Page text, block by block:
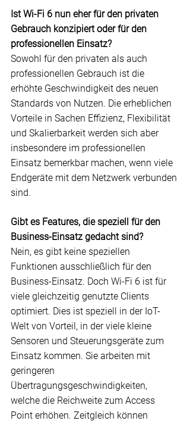
Ist Wi-Fi 6 nun eher für den privaten
Gebrauch konzipiert oder für den
professionellen Einsatz?
Sowohl für den privaten als auch
professionellen Gebrauch ist die
erhöhte Geschwindigkeit des neuen
Standards von Nutzen. Die erheblichen
Vorteile in Sachen Effizienz, Flexibilität
und Skalierbarkeit werden sich aber
insbesondere im professionellen
Einsatz bemerkbar machen, wenn viele
Endgeräte mit dem Netzwerk verbunden
sind.
Gibt es Features, die speziell für den
Business-Einsatz gedacht sind?
Nein, es gibt keine speziellen
Funktionen ausschließlich für den
Business-Einsatz. Doch Wi-Fi 6 ist für
viele gleichzeitig genutzte Clients
optimiert. Dies ist speziell in der IoT-
Welt von Vorteil, in der viele kleine
Sensoren und Steuerungsgeräte zum
Einsatz kommen. Sie arbeiten mit
geringeren
Übertragungsgeschwindigkeiten,
welche die Reichweite zum Access
Point erhöhen. Zeitgleich können